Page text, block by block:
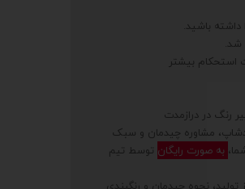
باشید.
شد.
استحکام بیشتر
رنگ در درازمدت
مشاوره چیدمان و سبک
به صورت رایگان توسط تیم